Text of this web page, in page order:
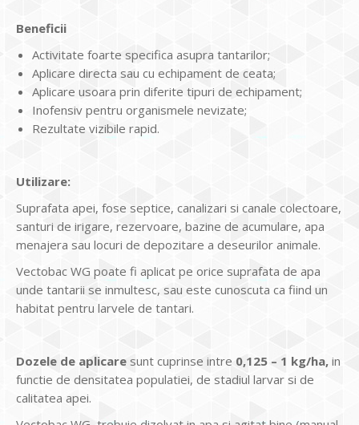
Beneficii
Activitate foarte specifica asupra tantarilor;
Aplicare directa sau cu echipament de ceata;
Aplicare usoara prin diferite tipuri de echipament;
Inofensiv pentru organismele nevizate;
Rezultate vizibile rapid.
Utilizare:
Suprafata apei, fose septice, canalizari si canale colectoare,
santuri de irigare, rezervoare, bazine de acumulare, apa
menajera sau locuri de depozitare a deseurilor animale.
Vectobac WG poate fi aplicat pe orice suprafata de apa
unde tantarii se inmultesc, sau este cunoscuta ca fiind un
habitat pentru larvele de tantari.
Dozele de aplicare sunt cuprinse intre 0,125 – 1 kg/ha, in
functie de densitatea populatiei, de stadiul larvar si de
calitatea apei.